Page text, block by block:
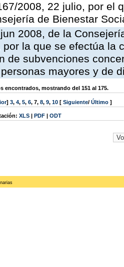
2008, 22 julio, por el
de Bienestar
2008, de la
por la que se efectúa la
de subvenciones
mayores y de
encontrados, mostrando del 151 al 175.
] 3, 4, 5, 6, 7, 8, 9, 10 [ Siguiente/ Último ]
XLS | PDF | ODT